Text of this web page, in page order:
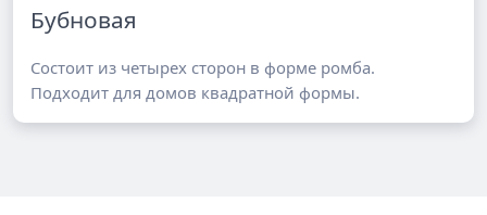
Бубновая
Состоит из четырех сторон в форме ромба.
Подходит для домов квадратной формы.